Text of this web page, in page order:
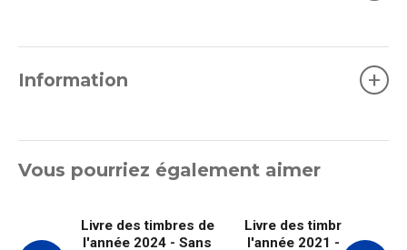
Information +
Vous pourriez également aimer
Livre des timbres de
l'année 2024 - Sans
Livre des timbres de
l'année 2021 - sans